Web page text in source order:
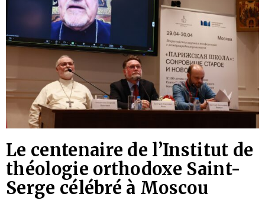
Le centenaire de l’Institut de
théologie orthodoxe Saint-
Serge célébré à Moscou